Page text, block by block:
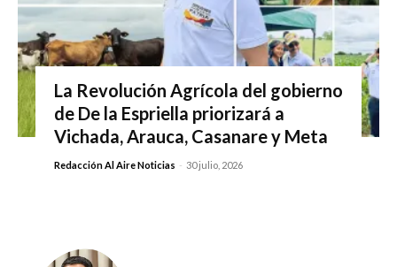
La Revolución Agrícola del gobierno
de De la Espriella priorizará a
Vichada, Arauca, Casanare y Meta
Redacción Al Aire Noticias - 30 julio, 2026